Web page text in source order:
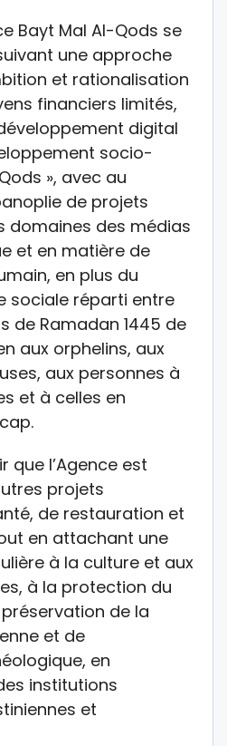
Bayt Mal Al-Qods se
une approche
et rationalisation
financiers limités,
digital
socio-
», avec au
de projets
domaines des médias
et en matière de
en plus du
sociale réparti entre
de Ramadan 1445 de
aux orphelins, aux
aux personnes à
et à celles en
que l’Agence est
projets
de restauration et
en attachant une
à la culture et aux
à la protection du
de la
et de
en
institutions
et